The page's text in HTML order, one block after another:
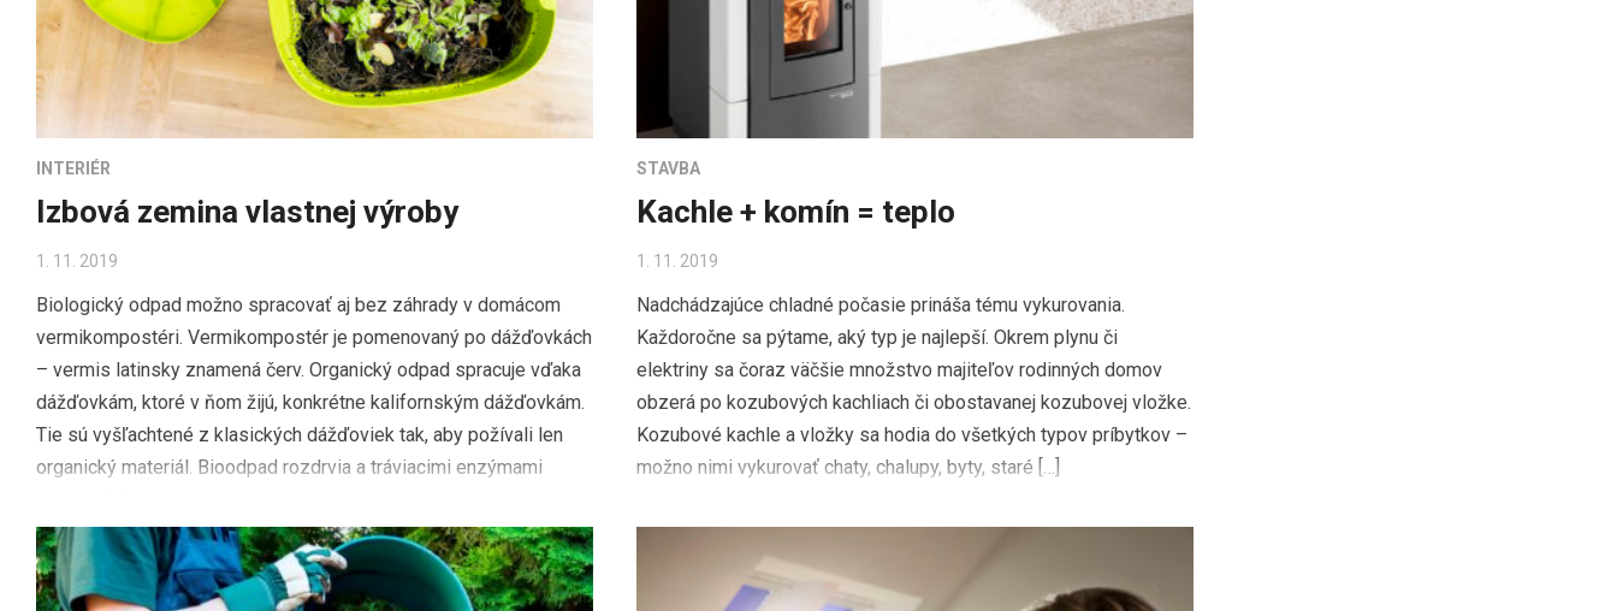
INTERIÉR
Izbová zemina vlastnej výroby
1. 11. 2019
Biologický odpad možno spracovať aj bez záhrady v domácom
vermikompostéri. Vermikompostér je pomenovaný po dážďovkách
– vermis latinsky znamená červ. Organický odpad spracuje vďaka
dážďovkám, ktoré v ňom žijú, konkrétne kalifornským dážďovkám.
Tie sú vyšľachtené z klasických dážďoviek tak, aby požívali len
organický materiál. Bioodpad rozdrvia a tráviacimi enzýmami
STAVBA
Kachle + komín = teplo
1. 11. 2019
Nadchádzajúce chladné počasie prináša tému vykurovania.
Každoročne sa pýtame, aký typ je najlepší. Okrem plynu či
elektriny sa čoraz väčšie množstvo majiteľov rodinných domov
obzerá po kozubových kachliach či obostavanej kozubovej vložke.
Kozubové kachle a vložky sa hodia do všetkých typov príbytkov –
možno nimi vykurovať chaty, chalupy, byty, staré […]